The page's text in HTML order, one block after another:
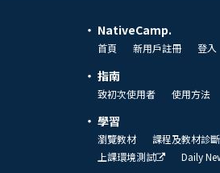
NativeCamp.
首頁 新用戶註冊 登入
指南
致初次使用者 使用方法
學習
瀏覽教材 課程及教材診斷
上課環境測試
Daily